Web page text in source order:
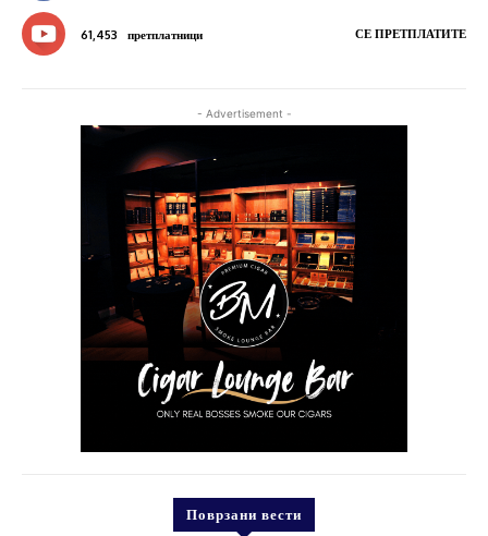
61,453 претплатници СЕ ПРЕТПЛАТИТЕ
- Advertisement -
Поврзани вести